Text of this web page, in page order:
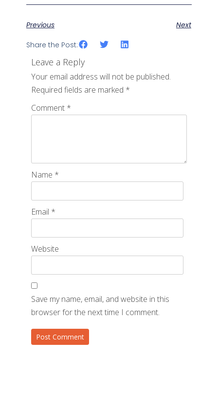
Previous Next
Share the Post:
Leave a Reply
Your email address will not be published.
Required fields are marked *
Comment *
Name *
Email *
Website
Save my name, email, and website in this
browser for the next time I comment.